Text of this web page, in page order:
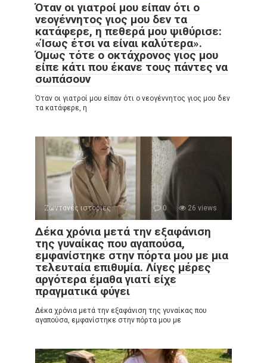
Όταν οι γιατροί μου είπαν ότι ο
νεογέννητος γιος μου δεν τα
κατάφερε, η πεθερά μου ψιθύρισε:
«Ίσως έτσι να είναι καλύτερα».
Όμως τότε ο οκτάχρονος γιος μου
είπε κάτι που έκανε τους πάντες να
σωπάσουν
Όταν οι γιατροί μου είπαν ότι ο νεογέννητος γιος μου δεν
τα κατάφερε, η
Ζωντανές ιστορίες 0 26 views
Δέκα χρόνια μετά την εξαφάνιση
της γυναίκας που αγαπούσα,
εμφανίστηκε στην πόρτα μου με μια
τελευταία επιθυμία. Λίγες μέρες
αργότερα έμαθα γιατί είχε
πραγματικά φύγει
Δέκα χρόνια μετά την εξαφάνιση της γυναίκας που
αγαπούσα, εμφανίστηκε στην πόρτα μου με